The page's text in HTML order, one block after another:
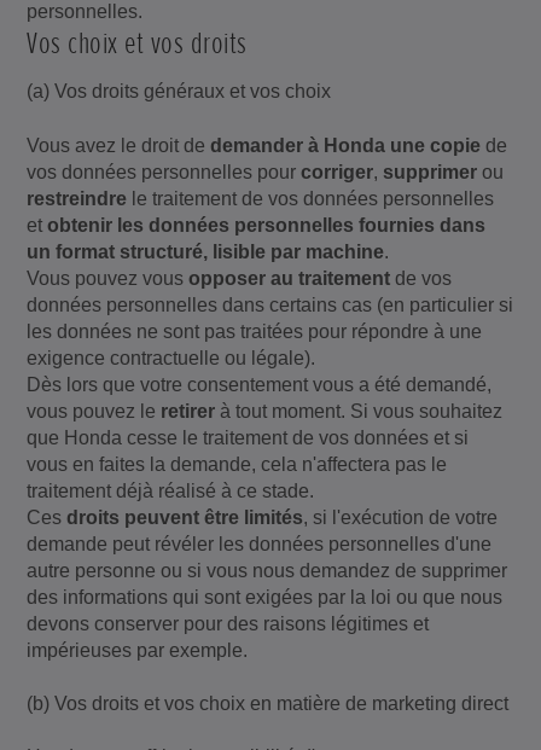
personnelles.
Vos choix et vos droits
(a) Vos droits généraux et vos choix
Vous avez le droit dedemander à Honda une copiede
vos données personnelles pourcorriger, supprimer ou
restreindre le traitement de vos données personnelles
etobtenir les données personnelles fournies dans
un format structuré, lisible par machine.
Vous pouvez vousopposer au traitement de vos
données personnelles dans certains cas (en particulier si
les données ne sont pas traitées pour répondre à une
exigence contractuelle ou légale).
Dès lors que votre consentement vous a été demandé,
vous pouvez le retirer à tout moment. Si vous souhaitez
que Honda cesse le traitement de vos données et si
vous en faites la demande, cela n'affectera pas le
traitement déjà réalisé à ce stade.
Cesdroits peuvent être limités, si l'exécution de votre
demande peut révéler les données personnelles d'une
autre personne ou si vous nous demandez de supprimer
des informations qui sont exigées par la loi ou que nous
devons conserver pour des raisons légitimes et
impérieuses par exemple.
(b) Vos droits et vos choix en matière de marketing direct